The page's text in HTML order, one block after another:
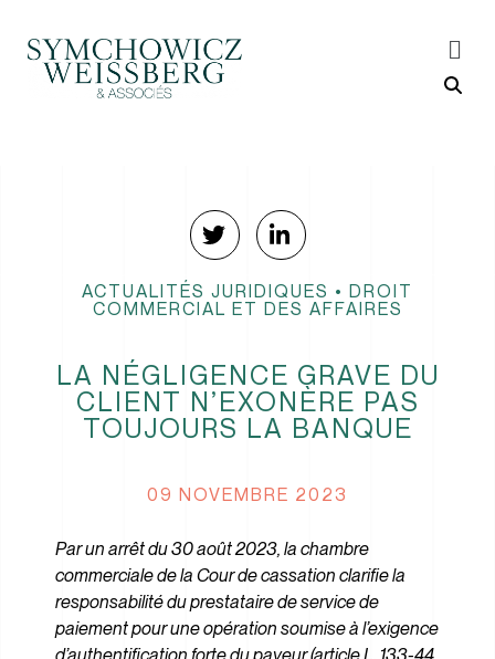
ACTUALITÉS JURIDIQUES • DROIT
COMMERCIAL ET DES AFFAIRES
LA NÉGLIGENCE GRAVE DU
CLIENT N’EXONÈRE PAS
TOUJOURS LA BANQUE
09 NOVEMBRE 2023
Par un arrêt du 30 août 2023, la chambre
commerciale de la Cour de cassation clarifie la
responsabilité du prestataire de service de
paiement pour une opération soumise à l’exigence